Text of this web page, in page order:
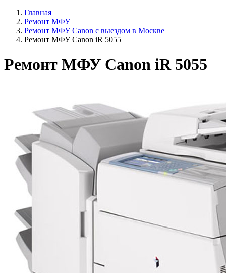
Главная
Ремонт МФУ
Ремонт МФУ Canon с выездом в Москве
Ремонт МФУ Canon iR 5055
Ремонт МФУ Canon iR 5055